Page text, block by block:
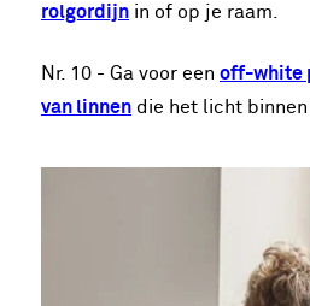
rolgordijn in of op je raam.
Nr. 10 - Ga voor een off-white
van linnen die het licht binnen